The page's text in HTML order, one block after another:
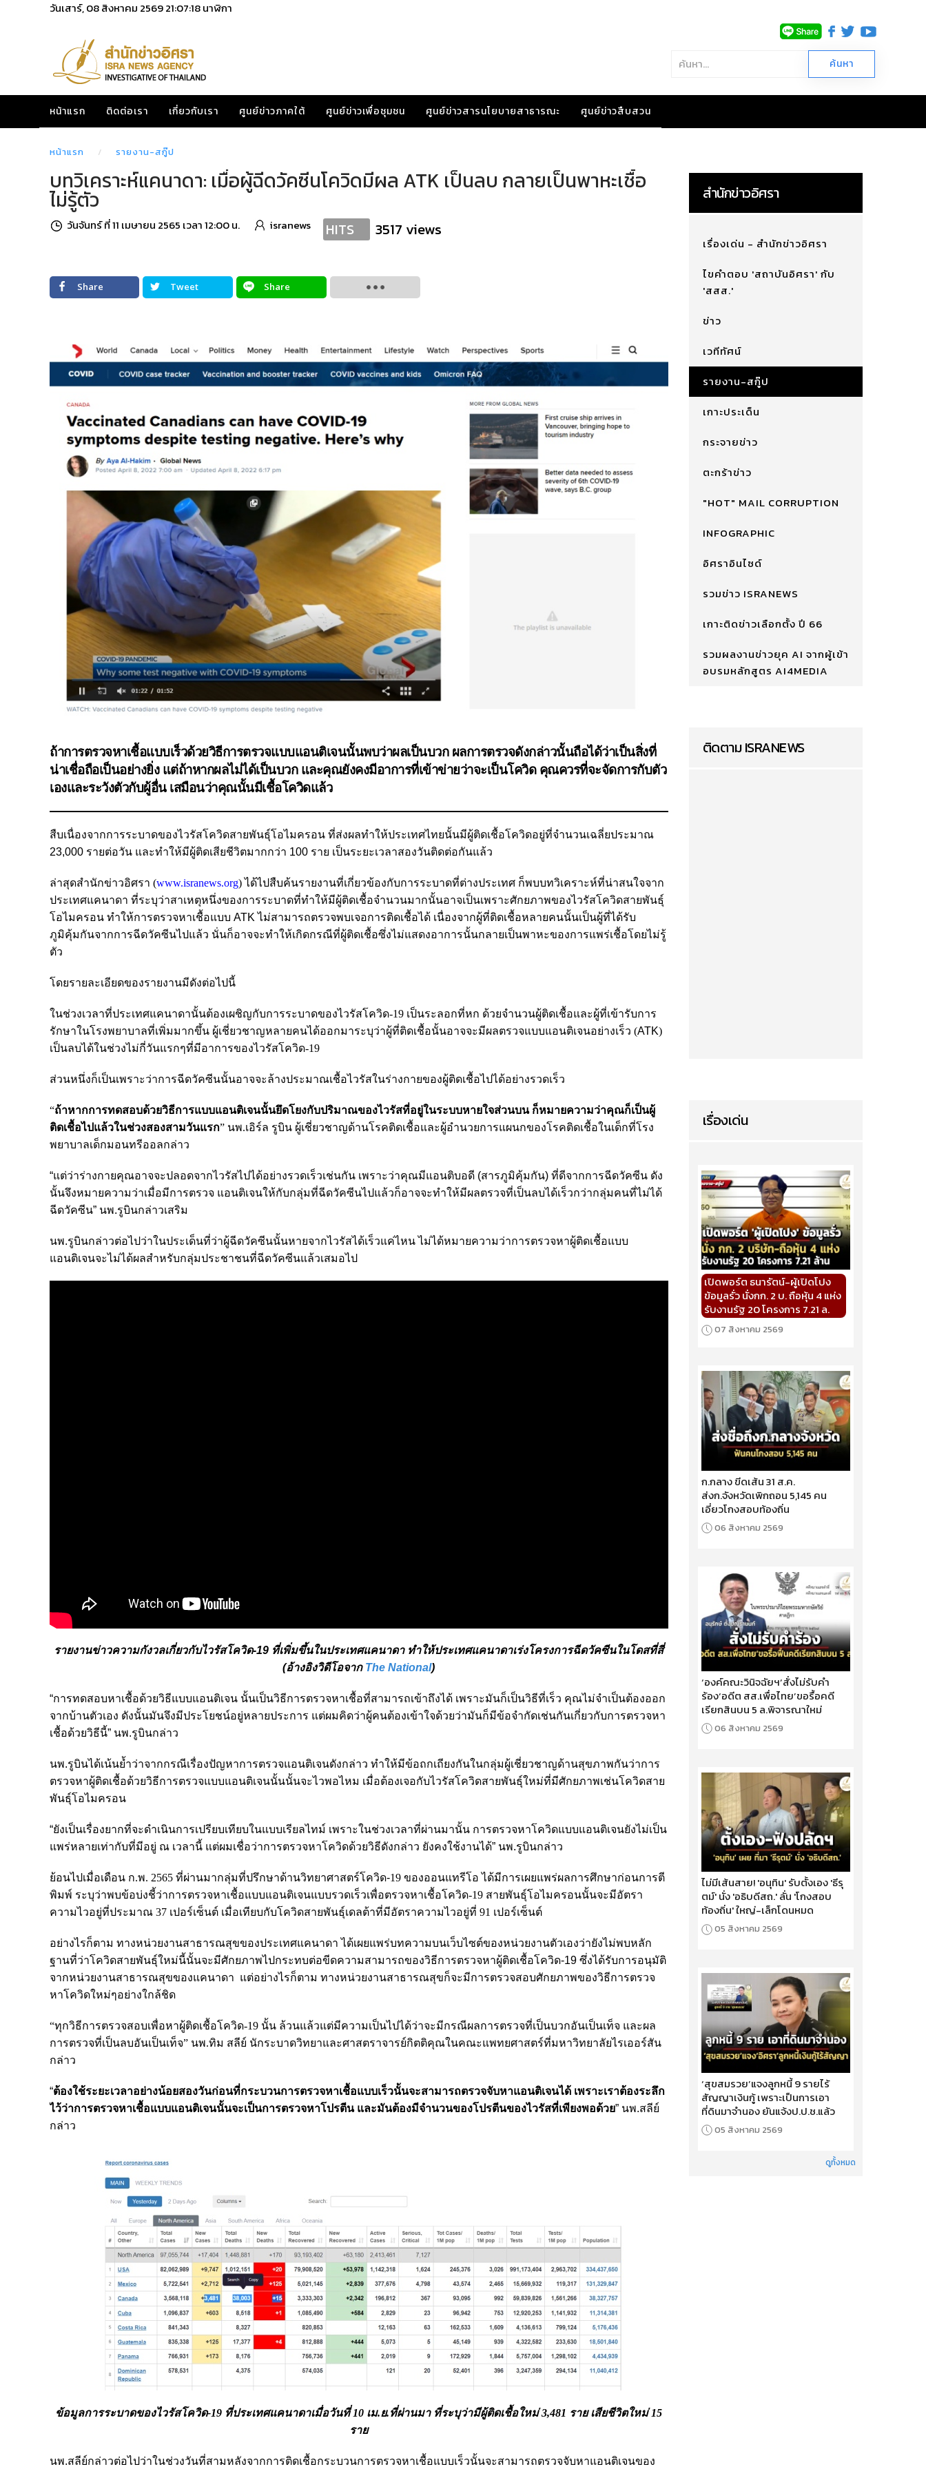
วันเสาร์, 08 สิงหาคม 256921:07:19นาฬิกา
หน้าแรก ติดต่อเรา เกี่ยวกับเรา ศูนย์ข่าวภาคใต้ ศูนย์ข่าวเพื่อชุมชน ศูนย์ข่าวสารนโยบายสาธารณะ ศูนย์ข่าวสืบสวน
หน้าแรก รายงาน-สกู๊ป
บทวิเคราะห์แคนาดา: เมื่อผู้ฉีดวัคซีนโควิดมีผล ATK เป็นลบ กลายเป็นพาหะเชื้อ
ไม่รู้ตัว
วันจันทร์ ที่ 11 เมษายน 2565 เวลา 12:00 น. isranews HITS 3517 views
Share Tweet Share
ถ้าการตรวจหาเชื้อแบบเร็วด้วยวิธีการตรวจแบบแอนติเจนนั้นพบว่าผลเป็นบวก ผลการตรวจดังกล่าวนั้นถือได้ว่าเป็นสิ่งที่
น่าเชื่อถือเป็นอย่างยิ่ง แต่ถ้าหากผลไม่ได้เป็นบวก และคุณยังคงมีอาการที่เข้าข่ายว่าจะเป็นโควิด คุณควรที่จะจัดการกับตัว
เองและระวังตัวกับผู้อื่น เสมือนว่าคุณนั้นมีเชื้อโควิดแล้ว
สืบเนื่องจากการระบาดของไวรัสโควิดสายพันธุ์โอไมครอน ที่ส่งผลทำให้ประเทศไทยนั้นมีผู้ติดเชื้อโควิดอยู่ที่จำนวนเฉลี่ยประมาณ
23,000 รายต่อวัน และทำให้มีผู้ติดเสียชีวิตมากกว่า 100 ราย เป็นระยะเวลาสองวันติดต่อกันแล้ว
ล่าสุดสำนักข่าวอิศรา (www.isranews.org) ได้ไปสืบค้นรายงานที่เกี่ยวข้องกับการระบาดที่ต่างประเทศ ก็พบบทวิเคราะห์ที่น่าสนใจจาก
ประเทศแคนาดา ที่ระบุว่าสาเหตุหนึ่งของการระบาดที่ทำให้มีผู้ติดเชื้อจำนวนมากนั้นอาจเป็นเพราะศักยภาพของไวรัสโควิดสายพันธุ์
โอไมครอน ทำให้การตรวจหาเชื้อแบบ ATKไม่สามารถตรวจพบเจอการติดเชื้อได้ เนื่องจากผู้ที่ติดเชื้อหลายคนนั้นเป็นผู้ที่ได้รับ
ภูมิคุ้มกันจากการฉีดวัคซีนไปแล้ว นั่นก็อาจจะทำให้เกิดกรณีที่ผู้ติดเชื้อซึ่งไม่แสดงอาการนั้นกลายเป็นพาหะของการแพร่เชื้อโดยไม่รู้
ตัว
โดยรายละเอียดของรายงานมีดังต่อไปนี้
ในช่วงเวลาที่ประเทศแคนาดานั้นต้องเผชิญกับการระบาดของไวรัสโควิด-19 เป็นระลอกที่หก ด้วยจำนวนผู้ติดเชื้อและผู้ที่เข้ารับการ
รักษาในโรงพยาบาลที่เพิ่มมากขึ้น ผู้เชี่ยวชาญหลายคนได้ออกมาระบุว่าผู้ที่ติดเชื้อนั้นอาจจะมีผลตรวจแบบแอนติเจนอย่างเร็ว (ATK)
เป็นลบได้ในช่วงไม่กี่วันแรกๆที่มีอาการของไวรัสโควิด-19
ส่วนหนึ่งก็เป็นเพราะว่าการฉีดวัคซีนนั้นอาจจะล้างประมาณเชื้อไวรัสในร่างกายของผู้ติดเชื้อไปได้อย่างรวดเร็ว
“ถ้าหากการทดสอบด้วยวิธีการแบบแอนติเจนนั้นยึดโยงกับปริมาณของไวรัสที่อยู่ในระบบหายใจส่วนบน ก็หมายความว่าคุณก็เป็นผู้
ติดเชื้อไปแล้วในช่วงสองสามวันแรก” นพ.เอิร์ล รูบิน ผู้เชี่ยวชาญด้านโรคติดเชื้อและผู้อํานวยการแผนกของโรคติดเชื้อในเด็กที่โรง
พยาบาลเด็กมอนทรีออลกล่าว
“แต่ว่าร่างกายคุณอาจจะปลอดจากไวรัสไปได้อย่างรวดเร็วเช่นกัน เพราะว่าคุณมีแอนติบอดี (สารภูมิคุ้มกัน) ที่ดีจากการฉีดวัคซีน ดัง
นั้นจึงหมายความว่าเมื่อมีการตรวจ แอนติเจนให้กับกลุ่มที่ฉีดวัคซีนไปแล้วก็อาจจะทำให้มีผลตรวจที่เป็นลบได้เร็วกว่ากลุ่มคนที่ไม่ได้
ฉีดวัคซีน” นพ.รูบินกล่าวเสริม
นพ.รูบินกล่าวต่อไปว่าในประเด็นที่ว่าผู้ฉีดวัคซีนนั้นหายจากไวรัสได้เร็วแค่ไหน ไม่ได้หมายความว่าการตรวจหาผู้ติดเชื้อแบบ
แอนติเจนจะไม่ได้ผลสำหรับกลุ่มประชาชนที่ฉีดวัคซีนแล้วเสมอไป
รายงานข่าวความกังวลเกี่ยวกับไวรัสโควิด-19 ที่เพิ่มขึ้นในประเทศแคนาดา ทำให้ประเทศแคนาดาเร่งโครงการฉีดวัคซีนในโดสที่สี่
(อ้างอิงวิดีโอจาก The National)
“การทดสอบหาเชื้อด้วยวิธีแบบแอนติเจน นั้นเป็นวิธีการตรวจหาเชื้อที่สามารถเข้าถึงได้ เพราะมันก็เป็นวิธีที่เร็ว คุณไม่จำเป็นต้องออก
จากบ้านตัวเอง ดังนั้นมันจึงมีประโยชน์อยู่หลายประการ แต่ผมคิดว่าผู้คนต้องเข้าใจด้วยว่ามันก็มีข้อจำกัดเช่นกันเกี่ยวกับการตรวจหา
เชื้อด้วยวิธีนี้” นพ.รูบินกล่าว
นพ.รูบินได้เน้นย้ำว่าจากกรณีเรื่องปัญหาการตรวจแอนติเจนดังกล่าว ทำให้มีข้อถกเถียงกันในกลุ่มผู้เชี่ยวชาญด้านสุขภาพกันว่าการ
ตรวจหาผู้ติดเชื้อด้วยวิธีการตรวจแบบแอนติเจนนั้นนั้นจะไวพอไหม เมื่อต้องเจอกับไวรัสโควิดสายพันธุ์ใหม่ที่มีศักยภาพเช่นโควิดสาย
พันธุ์โอไมครอน
“ยังเป็นเรื่องยากที่จะดำเนินการเปรียบเทียบในแบบเรียลไทม์ เพราะในช่วงเวลาที่ผ่านมานั้น การตรวจหาโควิดแบบแอนติเจนยังไม่เป็น
แพร่หลายเท่ากับที่มีอยู่ ณ เวลานี้ แต่ผมเชื่อว่าการตรวจหาโควิดด้วยวิธีดังกล่าว ยังคงใช้งานได้” นพ.รูบินกล่าว
ย้อนไปเมื่อเดือน ก.พ. 2565 ที่ผ่านมากลุ่มที่ปรึกษาด้านวิทยาศาสตร์โควิด-19 ของออนแทรีโอ ได้มีการเผยแพร่ผลการศึกษาก่อนการตี
พิมพ์ ระบุว่าพบข้อบ่งชี้ว่าการตรวจหาเชื้อแบบแอนติเจนแบบรวดเร็วเพื่อตรวจหาเชื้อโควิด-19 สายพันธุ์โอไมครอนนั้นจะมีอัตรา
ความไวอยู่ที่ประมาณ 37 เปอร์เซ็นต์ เมื่อเทียบกับโควิดสายพันธุ์เดลต้าที่มีอัตราความไวอยู่ที่ 91 เปอร์เซ็นต์
อย่างไรก็ตาม ทางหน่วยงานสาธารณสุขของประเทศแคนาดา ได้เผยแพร่บทความบนเว็บไซต์ของหน่วยงานตัวเองว่ายังไม่พบหลัก
ฐานที่ว่าโควิดสายพันธุ์ใหม่นี้นั้นจะมีศักยภาพไปกระทบต่อขีดความสามารถของวิธีการตรวจหาผู้ติดเชื้อโควิด-19 ซึ่งได้รับการอนุมัติ
จากหน่วยงานสาธารณสุขของแคนาดา แต่อย่างไรก็ตาม ทางหน่วยงานสาธารณสุขก็จะมีการตรวจสอบศักยภาพของวิธีการตรวจ
หาโควิดใหม่ๆอย่างใกล้ชิด
“ทุกวิธีการตรวจสอบเพื่อหาผู้ติดเชื้อโควิด-19 นั้น ล้วนแล้วแต่มีความเป็นไปได้ว่าจะมีกรณีผลการตรวจที่เป็นบวกอันเป็นเท็จ และผล
การตรวจที่เป็นลบอันเป็นเท็จ” นพ.ทิม สลีย์ นักระบาดวิทยาและศาสตราจารย์กิตติคุณในคณะแพทยศาสตร์ที่มหาวิทยาลัยไรเออร์สัน
กล่าว
“ต้องใช้ระยะเวลาอย่างน้อยสองวันก่อนที่กระบวนการตรวจหาเชื้อแบบเร็วนั้นจะสามารถตรวจจับหาแอนติเจนได้ เพราะเราต้องระลึก
ไว้ว่าการตรวจหาเชื้อแบบแอนติเจนนั้นจะเป็นการตรวจหาโปรตีน และมันต้องมีจำนวนของโปรตีนของไวรัสที่เพียงพอด้วย” นพ.สลีย์
กล่าว
ข้อมูลการระบาดของไวรัสโควิด-19 ที่ประเทศแคนาดาเมื่อวันที่ 10 เม.ย.ที่ผ่านมา ที่ระบุว่ามีผู้ติดเชื้อใหม่ 3,481 ราย เสียชีวิตใหม่ 15
ราย
นพ.สลีย์กล่าวต่อไปว่าในช่วงวันที่สามหลังจากการติดเชื้อกระบวนการตรวจหาเชื้อแบบเร็วนั้นจะสามารถตรวจจับหาแอนติเจนของ
สำนักข่าวอิศรา
เรื่องเด่น - สำนักข่าวอิศรา
ไขคำตอบ 'สถาบันอิศรา' กับ
'สสส.'
ข่าว
เวทีทัศน์
รายงาน-สกู๊ป
เกาะประเด็น
กระจายข่าว
ตะกร้าข่าว
"HOT" MAIL CORRUPTION
INFOGRAPHIC
อิศราอินไซด์
รวมข่าว ISRANEWS
เกาะติดข่าวเลือกตั้ง ปี 66
รวมผลงานข่าวยุค AI จากผู้เข้า
อบรมหลักสูตร AI4MEDIA
ติดตาม ISRANEWS
เรื่องเด่น
เปิดพอร์ต ธนารัตน์-ผู้เปิดโปง
ข้อมูลรั่ว นั่งกก. 2 บ. ถือหุ้น 4 แห่ง
รับงานรัฐ 20 โครงการ 7.21 ล.
07 สิงหาคม 2569
ก.กลาง ขีดเส้น 31 ส.ค.
ส่งก.จังหวัดเพิกถอน 5,145 คน
เอี่ยวโกงสอบท้องถิ่น
06 สิงหาคม 2569
‘องค์คณะวินิจฉัยฯ’สั่งไม่รับคำ
ร้อง‘อดีต สส.เพื่อไทย’ขอรื้อคดี
เรียกสินบน 5 ล.พิจารณาใหม่
06 สิงหาคม 2569
ไม่มีเส้นสาย! 'อนุทิน' รับตั้งเอง 'ธีรุ
ตม์' นั่ง 'อธิบดีสถ.' ลั่น 'โกงสอบ
ท้องถิ่น' ใหญ่-เล็กโดนหมด
05 สิงหาคม 2569
‘สุขสมรวย’แจงลูกหนี้ 9 รายไร้
สัญญาเงินกู้ เพราะเป็นการเอา
ที่ดินมาจำนอง ยันแจ้งป.ป.ช.แล้ว
05 สิงหาคม 2569
ดูทั้งหมด